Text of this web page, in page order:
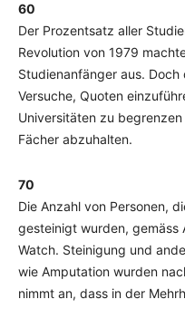
60
Der Prozentsatz aller
Revolution von 1979
Studienanfänger aus.
Versuche, Quoten
Universitäten zu
Fächer abzuhalten.
70
Die Anzahl von Personen,
gesteinigt wurden, gemäss
Watch. Steinigung und
wie Amputation wurden
nimmt an, dass in der